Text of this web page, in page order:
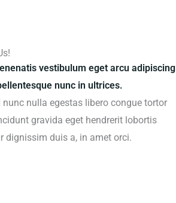
vestibulum eget arcu adipiscing
nunc in ultrices.
nulla egestas libero congue tortor
gravida eget hendrerit lobortis
dignissim duis a, in amet orci.